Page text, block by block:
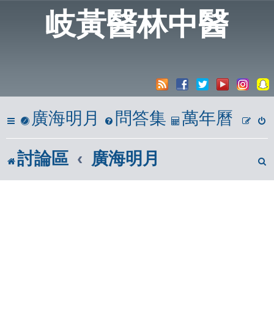
岐黃醫林中醫
廣海明月 問答集 萬年曆
討論區 廣海明月